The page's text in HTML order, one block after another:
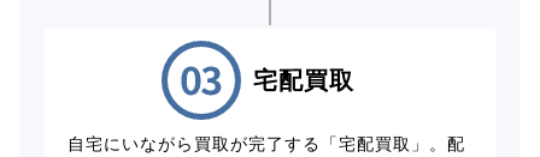
宅配買取
自宅にいながら買取が完了する「宅配買取」。配